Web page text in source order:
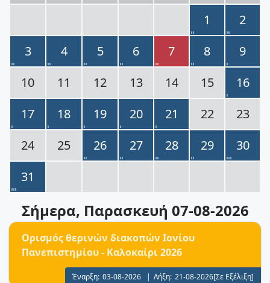
1
2
3
4 5 6 7 8
9
10
11 12 13 14 15
16
17
18 19 20 21 22
23
24
25 26 27 28 29
30
31
Σήμερα, Παρασκευή 07-08-2026
Ορισμός θερινών διακοπών Ιονίου
Πανεπιστημίου - Καλοκαίρι 2026
Έναρξη: 03-08-2026 | Λήξη: 21-08-2026[Σε Εξέλιξη]